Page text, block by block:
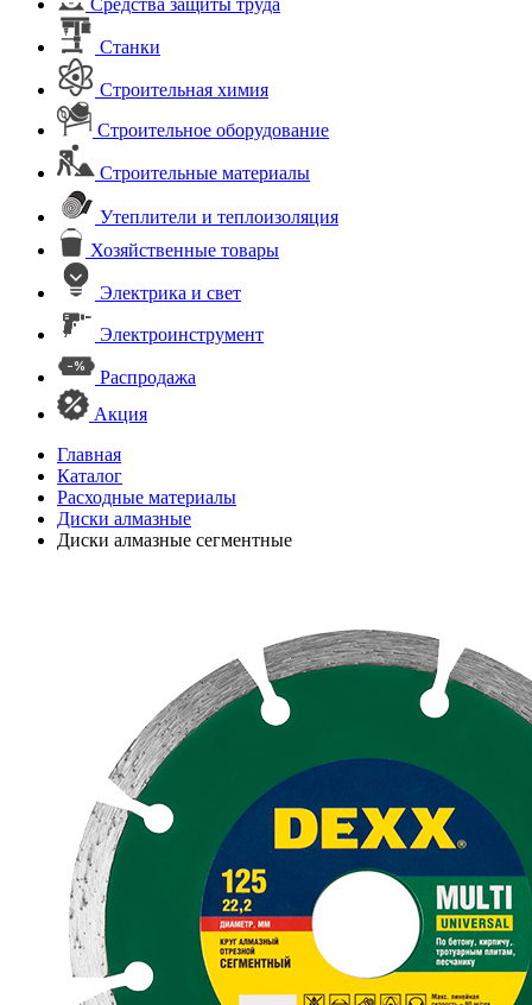
Средства защиты труда
Станки
Строительная химия
Строительное оборудование
Строительные материалы
Утеплители и теплоизоляция
Хозяйственные товары
Электрика и свет
Электроинструмент
Распродажа
Акция
Главная
Каталог
Расходные материалы
Диски алмазные
Диски алмазные сегментные